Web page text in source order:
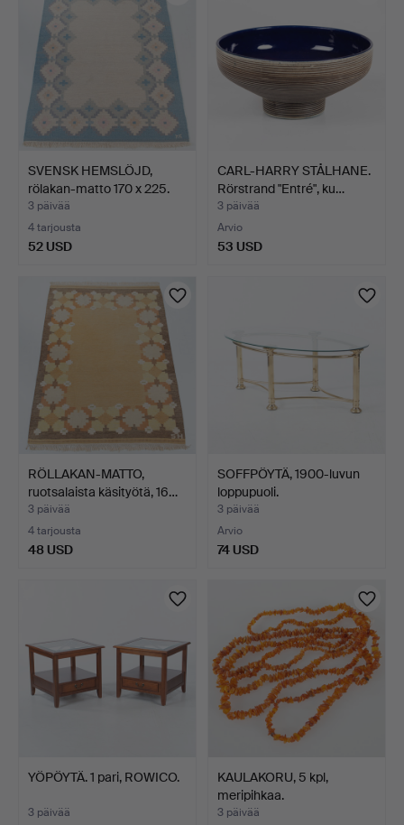
SVENSK HEMSLÖJD,
rölakan-matto 170 x 225.
3 päivää
4 tarjousta
52 USD
CARL-HARRY STÅLHANE.
Rörstrand "Entré", ku…
3 päivää
Arvio
53 USD
RÖLLAKAN-MATTO,
ruotsalaista käsityötä, 16…
3 päivää
4 tarjousta
48 USD
SOFFPÖYTÄ, 1900-luvun
loppupuoli.
3 päivää
Arvio
74 USD
YÖPÖYTÄ. 1 pari, ROWICO.
3 päivää
KAULAKORU, 5 kpl,
meripihkaa.
3 päivää